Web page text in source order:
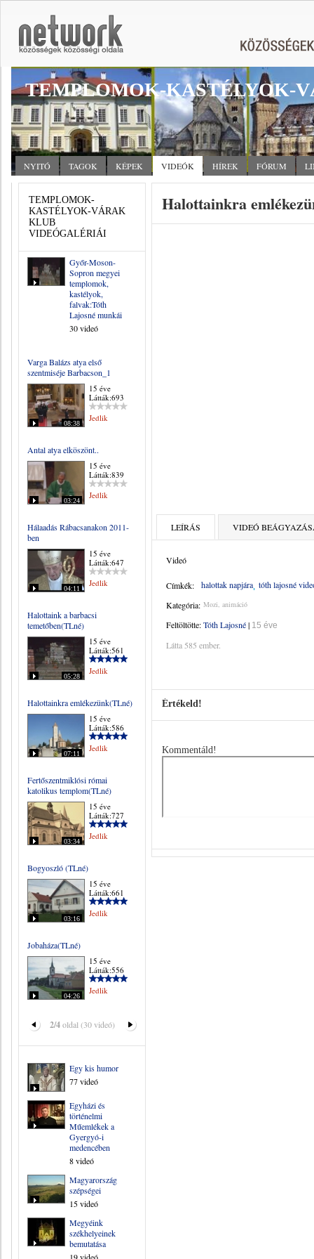
TEMPLOMOK-KASTÉLYOK-
NYITÓ TAGOK KÉPEK VIDEÓK HÍREK FÓRUM
TEMPLOMOK-
KASTÉLYOK-VÁRAK
KLUB
VIDEÓGALÉRIÁI
Győr-Moson-
Sopron megyei
templomok,
kastélyok,
falvak:Tóth
Lajosné munkái
30 videó
Varga Balázs atya első
szentmiséje Barbacson_1
08:38
15 éve
Látták:693
Jedlik
Antal atya elköszönt..
03:24
15 éve
Látták:839
Jedlik
Hálaadás Rábacsanakon 2011-
ben
04:11
15 éve
Látták:647
Jedlik
Halottaink a barbacsi
temetőben(TLné)
05:28
15 éve
Látták:561
Jedlik
Halottainkra emlékezünk(TLné)
07:11
15 éve
Látták:586
Jedlik
Fertőszentmiklósi római
katolikus templom(TLné)
03:34
15 éve
Látták:727
Jedlik
Bogyoszló (TLné)
03:16
15 éve
Látták:661
Jedlik
Jobaháza(TLné)
04:26
15 éve
Látták:556
Jedlik
2/4oldal (30 videó)
Egy kis humor
77 videó
Egyházi és
történelmi
Műemlékek a
Gyergyó-i
medencében
8 videó
Magyarország
szépségei
15 videó
Megyéink
székhelyeinek
bemutatása
Halottainkra
LEÍRÁS VIDEÓ
Videó
Címkék: halottak napjára tóth lajosné
Kategória: Mozi, animáció
Feltöltötte:Tóth Lajosné| 15 éve
Látta 585 ember.
Értékeld!
Kommentáld!